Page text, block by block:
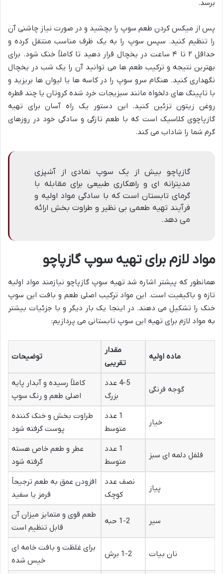
برسد.
پس از میکس کردن طعم سوپ را بچشید و در صورت نیاز چاشنی آن
را تنظیم کنید. سپس سوپ را به یک ظرف مناسب منتقل کرده و
حداقل ۲ تا ۴ ساعت در یخچال قرار دهید تا کاملاً خنک شود. برای
بهترین نتیجه و ترکیب طعم ها می توانید آن را یک شب در یخچال
نگهداری کنید. هنگام سرو سوپ را در کاسه ها یا لیوان ها بریزید و
با تاپینگ های دلخواه مانند سبزیجات خرد شده کروتان یا چند قطره
روغن زیتون تزئین کنید. این دستور یک راه آسان برای تهیه
گازپاچوی کلاسیک است که با طعم تازگی و سادگی خود در روزهای
گرم شما را شاداب می کند.
گازپاچو بیش از یک سوپ نمادی از آشپزی
مدیترانه ای و راهکاری طبیعی برای مقابله با
گرمای تابستان است که با سادگی مواد اولیه و
فرآیند تهیه طعمی بی نظیر و طراوت بخش ارائه
می دهد.
مواد لازم برای تهیه سوپ گازپاچو
همانطور که پیشتر اشاره شد تهیه سوپ گازپاچو نیازمند مواد اولیه
تازه و باکیفیت است. این مواد ترکیب اصلی طعم و بافت این سوپ
خنک را تشکیل می دهند. در اینجا یک بار دیگر و با جزئیات بیشتر
به مواد لازم برای تهیه این سوپ تابستانی می پردازیم:
ماده اولیه
مقدار
تقریبی
توضیحات
گوجه فرنگی
4-5 عدد
بزرگ
کاملاً رسیده و آبدار پایه
اصلی طعم و رنگ سوپ
خیار
1 عدد
متوسط
طراوت بخش و خنک کننده
پوست گرفته شود
فلفل دلمه ای سبز
1 عدد
متوسط
عطر و طعم خاص هسته
گرفته شود
پیاز
نصف عدد
کوچک
افزودن عمق به طعم ترجیحاً
قرمز یا سفید
سیر 1-2 حبه
طعم قوی و متمایز میزان آن
قابل تنظیم است
نان بیات 1-2 برش
برای غلظت و بافت خامه ای
خیس شده